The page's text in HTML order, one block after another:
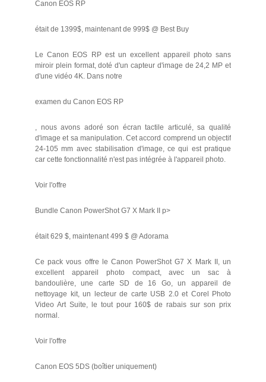
Canon EOS RP
était de 1399$, maintenant de 999$ @ Best Buy
Le Canon EOS RP est un excellent appareil photo sans
miroir plein format, doté d'un capteur d'image de 24,2 MP et
d'une vidéo 4K. Dans notre
examen du Canon EOS RP
, nous avons adoré son écran tactile articulé, sa qualité
d'image et sa manipulation. Cet accord comprend un objectif
24-105 mm avec stabilisation d'image, ce qui est pratique
car cette fonctionnalité n'est pas intégrée à l'appareil photo.
Voir l'offre
Bundle Canon PowerShot G7 X Mark II p>
était 629 $, maintenant 499 $ @ Adorama
Ce pack vous offre le Canon PowerShot G7 X Mark II, un
excellent appareil photo compact, avec un sac à
bandoulière, une carte SD de 16 Go, un appareil de
nettoyage kit, un lecteur de carte USB 2.0 et Corel Photo
Video Art Suite, le tout pour 160$ de rabais sur son prix
normal.
Voir l'offre
Canon EOS 5DS (boîtier uniquement)